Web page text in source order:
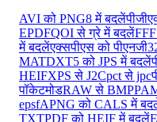
AVI को PNG8 में बदलें
EPDFQOI से ग्रे में बदलें
में बदलेंएक्सपीएस को
MATDXT5 को JPS में बदलें
HEIFXPS से J2Cpct से jpc
पॉकेटमोडRAW से BMP
epsfAPNG को CALS में
TXTPDF को HEIF में बदलें